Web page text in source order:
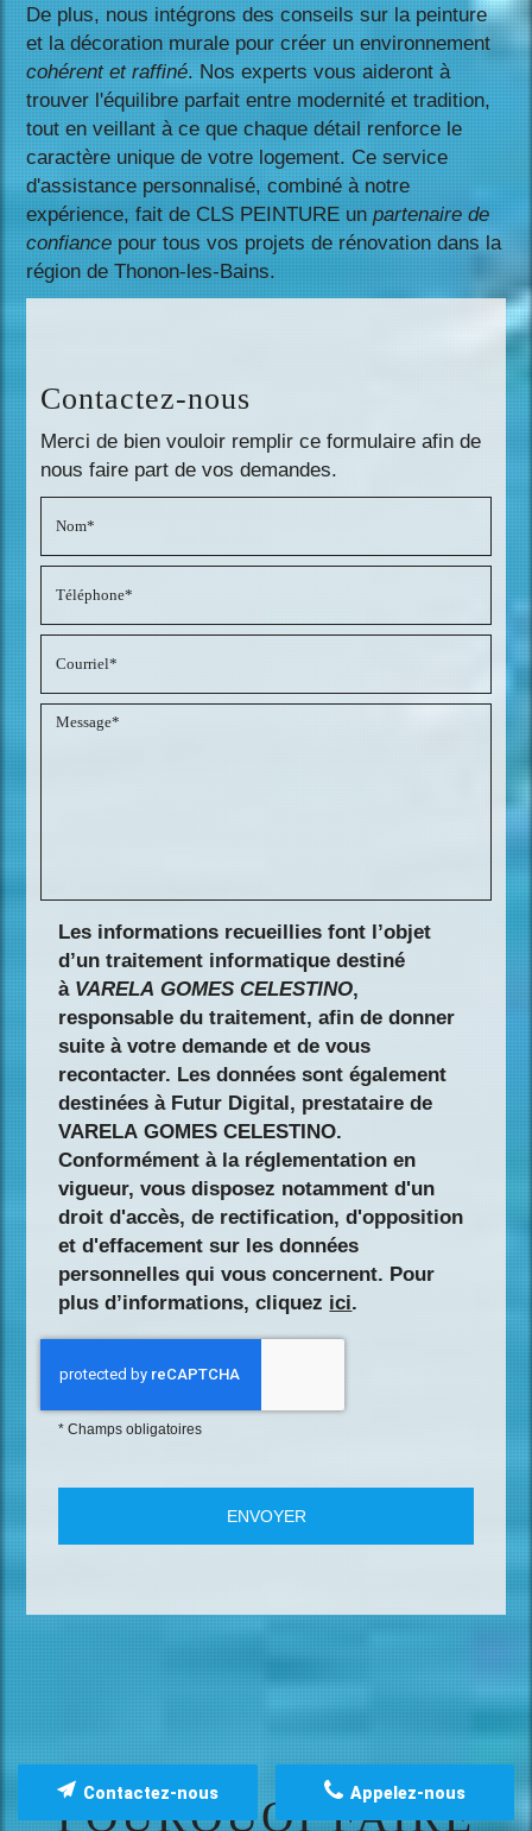
De plus, nous intégrons des conseils sur la peinture
et la décoration murale pour créer un environnement
cohérent et raffiné. Nos experts vous aideront à
trouver l'équilibre parfait entre modernité et tradition,
tout en veillant à ce que chaque détail renforce le
caractère unique de votre logement. Ce service
d'assistance personnalisé, combiné à notre
expérience, fait de CLS PEINTURE unpartenaire de
confiance pour tous vos projets de rénovation dans la
région de Thonon-les-Bains.
Contactez-nous
Merci de bien vouloir remplir ce formulaire afin de
nous faire part de vos demandes.
Les informations recueillies font l’objet
d’un traitement informatique destiné
àVARELA GOMES CELESTINO,
responsable du traitement, afin de donner
suite à votre demande et de vous
recontacter. Les données sont également
destinées à Futur Digital, prestataire de
VARELA GOMES CELESTINO.
Conformément à la réglementation en
vigueur, vous disposez notamment d'un
droit d'accès, de rectification, d'opposition
et d'effacement sur les données
personnelles qui vous concernent. Pour
plus d’informations, cliquez ici.
*Champs obligatoires
POURQUOI FAIRE
Appelez-nous
Contactez-nous